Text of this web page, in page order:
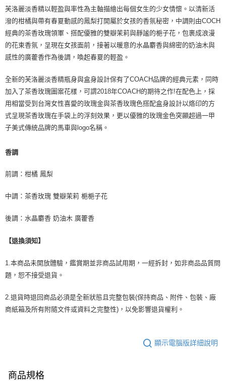
芙洛麗淡香精以輕盈與率性為主軸描繪出每個女生的少女情懷。以清新活
潑的柑橘與帶有春夏動感的鳳梨打開屬於女孩的香氛秘密，中調則由COCH
經典的茶香玫瑰領軍、搭配優雅的雙瓣茉莉與靜謐的梔子花，包裹成浪漫
的花束香氛，呈現在女孩面前，接著以暖意的水晶麝香與綿密的奶油木與
感性的廣藿香作為後調，喚起春夏的輕盈。
全新的芙洛麗淡香精瓶身與盒身設計保有了COACH品牌的經典元素，同時
加入了茶香玫瑰圖案花樣，可謂2018年COACH的期待之作!在配色上，採
用相當受到台灣女性喜愛的玫瑰金與茶香玫瑰色搭配盒身設計以烙印的方
式呈現茶香玫瑰在手袋上的浮刻效果，更以優雅的玫瑰金色突顯超過一甲
子美式傳統品牌的馬車與logo名稱。
香調
前調：柑橘 鳳梨
中調：茶香玫瑰 雙瓣茉莉 梔梔子花
後調：水晶麝香 奶油木 廣籗香
【退換須知】
1.本商品未開放體驗，鑑賞期並非商品試用期，一經拆封，如非商品品質問
題，恕不接受退貨。
2.退貨時退回商品必須是全新狀態且完整包裝(保持商品、附件、包裝、廠
商紙箱及所有附隨文件或資料之完整性)，以免影響退貨權利。
顯示電腦版詳細說明
商品規格